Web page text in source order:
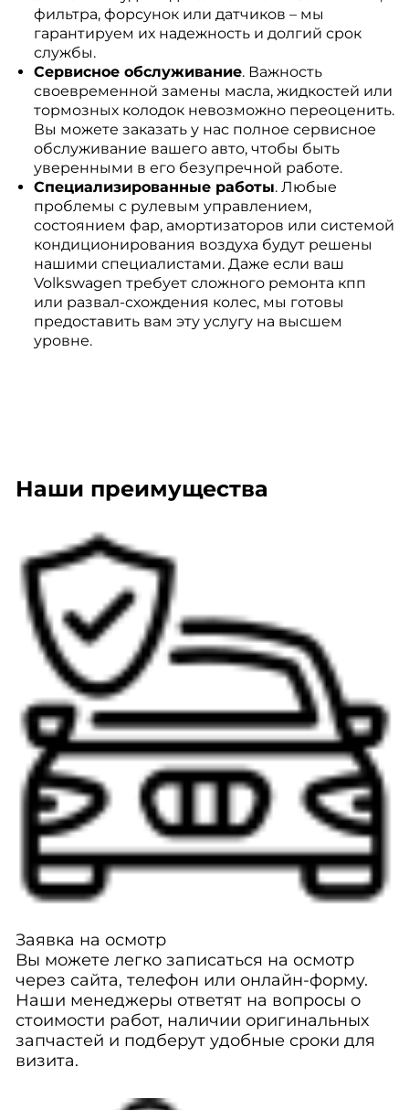
фильтра, форсунок или датчиков – мы
гарантируем их надежность и долгий срок
службы.
Сервисное обслуживание. Важность
своевременной замены масла, жидкостей или
тормозных колодок невозможно переоценить.
Вы можете заказать у нас полное сервисное
обслуживание вашего авто, чтобы быть
уверенными в его безупречной работе.
Специализированные работы. Любые
проблемы с рулевым управлением,
состоянием фар, амортизаторов или системой
кондиционирования воздуха будут решены
нашими специалистами. Даже если ваш
Volkswagen требует сложного ремонта кпп
или развал-схождения колес, мы готовы
предоставить вам эту услугу на высшем
уровне.
Наши преимущества
Заявка на осмотр
Вы можете легко записаться на осмотр
через сайта, телефон или онлайн-форму.
Наши менеджеры ответят на вопросы о
стоимости работ, наличии оригинальных
запчастей и подберут удобные сроки для
визита.